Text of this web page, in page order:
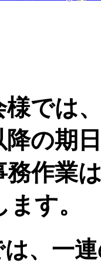
では
の期
作業
す。
、一